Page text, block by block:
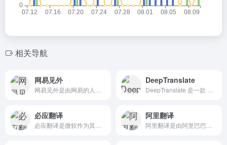
相关导航
网易见外 DeepTranslate
必应翻译 阿里翻译